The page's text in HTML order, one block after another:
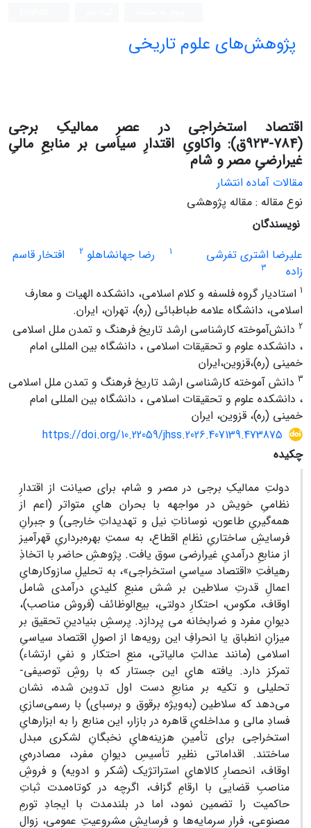
پژوهش‌های علوم تاریخی
اقتصاد استخراجی در عصرِ ممالیکِ برجی
(۷۸۴-۹۲۳ق): واکاویِ اقتدارِ سیاسی بر منابعِ مالیِ
غیرارضیِ مصر و شام
مقالات آماده انتشار
نوع مقاله : مقاله پژوهشی
نویسندگان
علیرضا اشتری تفرشی
1 رضا جهانشاهلو 2
افتخار قاسم
زاده
3
1 استادیار گروه فلسفه و کلام اسلامی، دانشکده الهیات و معارف
اسلامی، دانشگاه علامه طباطبائی (ره)، تهران، ایران.
2 دانش‌آموخته کارشناسی ارشد تاریخ فرهنگ و تمدن ملل اسلامی
، دانشکده علوم و تحقیقات اسلامی ، دانشگاه بین المللی امام
خمینی (ره)،قزوین،ایران
3 دانش آموخته کارشناسی ارشد تاریخ فرهنگ و تمدن ملل اسلامی
، دانشکده علوم و تحقیقات اسلامی ، دانشگاه بین المللی امام
خمینی (ره)، قزوین، ایران
https://doi.org/10.22059/jhss.2026.407139.473875
چکیده
دولتِ ممالیکِ برجی در مصر و شام، برای صیانت از اقتدارِ
نظامیِ خویش در مواجهه با بحران‌ هایِ متواتر (اعم از
همه‌گیریِ طاعون، نوساناتِ نیل و تهدیداتِ خارجی) و جبرانِ
فرسایشِ ساختاریِ نظامِ اقطاع، به سمتِ بهره‌برداریِ قهرآمیز
از منابعِ درآمدیِ غیرارضی سوق یافت. پژوهشِ حاضر با اتخاذِ
رهیافتِ «اقتصاد سیاسیِ استخراجی»، به تحلیلِ سازوکارهایِ
اعمالِ قدرتِ سلاطین بر شش منبعِ کلیدیِ درآمدی شامل
اوقاف، مکوس، احتکارِ دولتی، بیع‌الوظائف (فروش مناصب)،
دیوانِ مفرد و ضرابخانه می‌ پردازد. پرسشِ بنیادینِ تحقیق بر
میزانِ انطباق یا انحرافِ این رویه‌ها از اصولِ اقتصاد سیاسیِ
اسلامی (مانند عدالتِ مالیاتی، منعِ احتکار و نفیِ ارتشاء)
تمرکز دارد. یافته‌ هایِ این جستار که با روشِ توصیفی-
تحلیلی و تکیه بر منابعِ دست‌ اول تدوین شده، نشان
می‌دهد که سلاطین (به‌ویژه برقوق و برسبای) با رسمی‌سازیِ
فسادِ مالی و مداخله‌یِ قاهره در بازار، این منابع را به ابزارهایِ
استخراجی برای تأمینِ هزینه‌هایِ نخبگانِ لشکری مبدل
ساختند. اقداماتی نظیر تأسیسِ دیوانِ مفرد، مصادره‌یِ
اوقاف، انحصارِ کالاهایِ استراتژیک (شکر و ادویه) و فروشِ
مناصبِ قضایی با ارقامِ گزاف، اگرچه در کوتاه‌مدت ثباتِ
حاکمیت را تضمین نمود، اما در بلندمدت با ایجادِ تورمِ
مصنوعی، فرارِ سرمایه‌ها و فرسایشِ مشروعیتِ عمومی، زوالِ